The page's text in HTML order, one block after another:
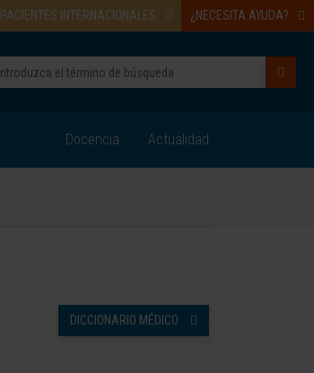
PACIENTES INTERNACIONALES ¿NECESITA AYUDA?
Docencia Actualidad
DICCIONARIO MÉDICO